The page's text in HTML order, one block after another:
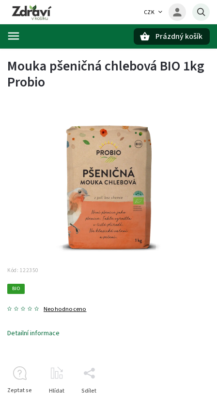
CZK
Prázdný košík
Mouka pšeničná chlebová BIO 1kg
Probio
Kód: 122350
BIO
Neohodnoceno
Detailní informace
Zeptat se Hlídat Sdílet